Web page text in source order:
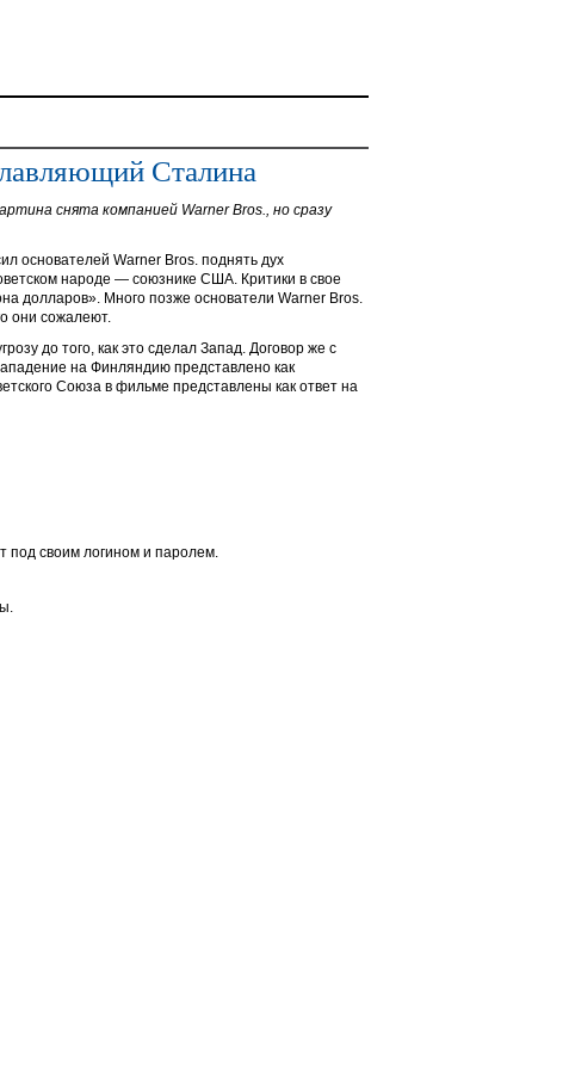
Сталина
снята компанией Warner Bros., но сразу
основателей Warner Bros. поднять дух
народе — союзнике США. Критики в свое
долларов». Много позже основатели Warner Bros.
они сожалеют.
до того, как это сделал Запад. Договор же с
на Финляндию представлено как
Союза в фильме представлены как ответ на
под своим логином и паролем.